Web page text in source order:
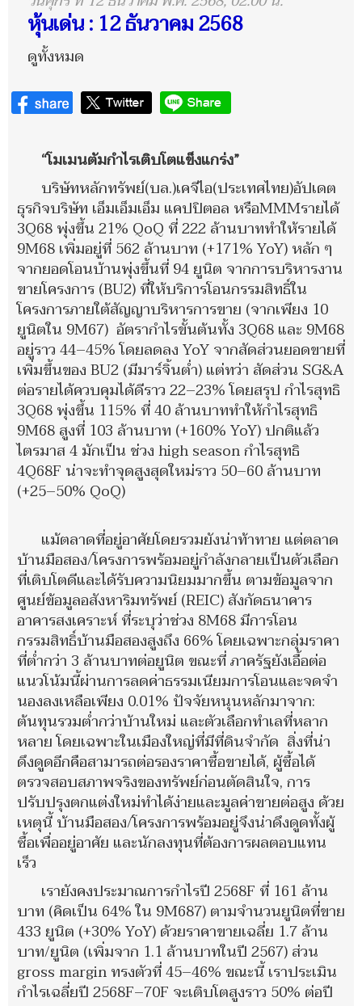
หุ้นเด่น : 12 ธันวาคม 2568
ดูทั้งหมด
“โมเมนตัมกำไรเติบโตแข็งแกร่ง”
บริษัทหลักทรัพย์(บล.)เคจีไอ(ประเทศไทย)อัปเดต
ธุรกิจบริษัท เอ็มเอ็มเอ็ม แคปปิตอล หรือMMMรายได้
3Q68 พุ่งขึ้น 21% QoQ ที่ 222 ล้านบาททำให้รายได้
9M68 เพิ่มอยู่ที่ 562 ล้านบาท (+171% YoY) หลัก ๆ
จากยอดโอนบ้านพุ่งขึ้นที่ 94 ยูนิต จากการบริหารงาน
ขายโครงการ (BU2) ที่ให้บริการโอนกรรมสิทธิ์ใน
โครงการภายใต้สัญญาบริหารการขาย (จากเพียง 10
ยูนิตใน 9M67) อัตรากำไรขั้นต้นทั้ง 3Q68 และ 9M68
อยู่ราว 44–45% โดยลดลง YoY จากสัดส่วนยอดขายที่
เพิ่มขึ้นของ BU2 (มีมาร์จิ้นต่ำ) แต่ทว่า สัดส่วน SG&A
ต่อรายได้ควบคุมได้ดีราว 22–23% โดยสรุป กำไรสุทธิ
3Q68 พุ่งขึ้น 115% ที่ 40 ล้านบาททำให้กำไรสุทธิ
9M68 สูงที่ 103 ล้านบาท (+160% YoY) ปกติแล้ว
ไตรมาส 4 มักเป็น ช่วง high season กำไรสุทธิ
4Q68F น่าจะทำจุดสูงสุดใหม่ราว 50–60 ล้านบาท
(+25–50% QoQ)
แม้ตลาดที่อยู่อาศัยโดยรวมยังน่าท้าทาย แต่ตลาด
บ้านมือสอง/โครงการพร้อมอยู่กำลังกลายเป็นตัวเลือก
ที่เติบโตดีและได้รับความนิยมมากขึ้น ตามข้อมูลจาก
ศูนย์ข้อมูลอสังหาริมทรัพย์ (REIC) สังกัดธนาคาร
อาคารสงเคราะห์ ที่ระบุว่าช่วง 8M68 มีการโอน
กรรมสิทธิ์บ้านมือสองสูงถึง 66% โดยเฉพาะกลุ่มราคา
ที่ต่ำกว่า 3 ล้านบาทต่อยูนิต ขณะที่ ภาครัฐยังเอื้อต่อ
แนวโน้มนี้ผ่านการลดค่าธรรมเนียมการโอนและจดจำ
นองลงเหลือเพียง 0.01% ปัจจัยหนุนหลักมาจาก:
ต้นทุนรวมต่ำกว่าบ้านใหม่ และตัวเลือกทำเลที่หลาก
หลาย โดยเฉพาะในเมืองใหญ่ที่มีที่ดินจำกัด สิ่งที่น่า
ดึงดูดอีกคือสามารถต่อรองราคาซื้อขายได้, ผู้ซื้อได้
ตรวจสอบสภาพจริงของทรัพย์ก่อนตัดสินใจ, การ
ปรับปรุงตกแต่งใหม่ทำได้ง่ายและมูลค่าขายต่อสูง ด้วย
เหตุนี้ บ้านมือสอง/โครงการพร้อมอยู่จึงน่าดึงดูดทั้งผู้
ซื้อเพื่ออยู่อาศัย และนักลงทุนที่ต้องการผลตอบแทน
เร็ว
เรายังคงประมาณการกำไรปี 2568F ที่ 161 ล้าน
บาท (คิดเป็น 64% ใน 9M687) ตามจำนวนยูนิตที่ขาย
433 ยูนิต (+30% YoY) ด้วยราคาขายเฉลี่ย 1.7 ล้าน
บาท/ยูนิต (เพิ่มจาก 1.1 ล้านบาทในปี 2567) ส่วน
gross margin ทรงตัวที่ 45–46% ขณะนี้ เราประเมิน
กำไรเฉลี่ยปี 2568F–70F จะเติบโตสูงราว 50% ต่อปี